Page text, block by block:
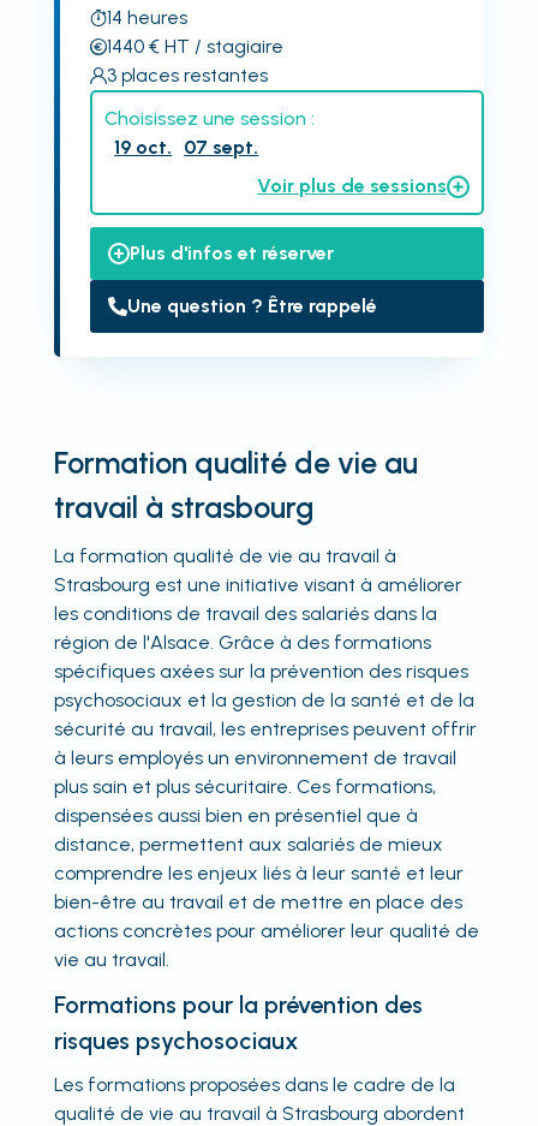
14 heures
1440€ HT / stagiaire
3 places restantes
Choisissez une session :
19 oct.
07 sept.
Voir plus de sessions
Plus d'infos et réserver
Une question ? Être rappelé
Formation qualité de vie au
travail à strasbourg
La formation qualité de vie au travail à
Strasbourg est une initiative visant à améliorer
les conditions de travail des salariés dans la
région de l'Alsace. Grâce à des formations
spécifiques axées sur la prévention des risques
psychosociaux et la gestion de la santé et de la
sécurité au travail, les entreprises peuvent offrir
à leurs employés un environnement de travail
plus sain et plus sécuritaire. Ces formations,
dispensées aussi bien en présentiel que à
distance, permettent aux salariés de mieux
comprendre les enjeux liés à leur santé et leur
bien-être au travail et de mettre en place des
actions concrètes pour améliorer leur qualité de
vie au travail.
Formations pour la prévention des
risques psychosociaux
Les formations proposées dans le cadre de la
qualité de vie au travail à Strasbourg abordent